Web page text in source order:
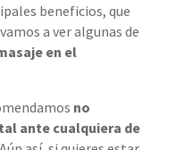
beneficios, que
a ver algunas de
en el
no
ante cualquiera de